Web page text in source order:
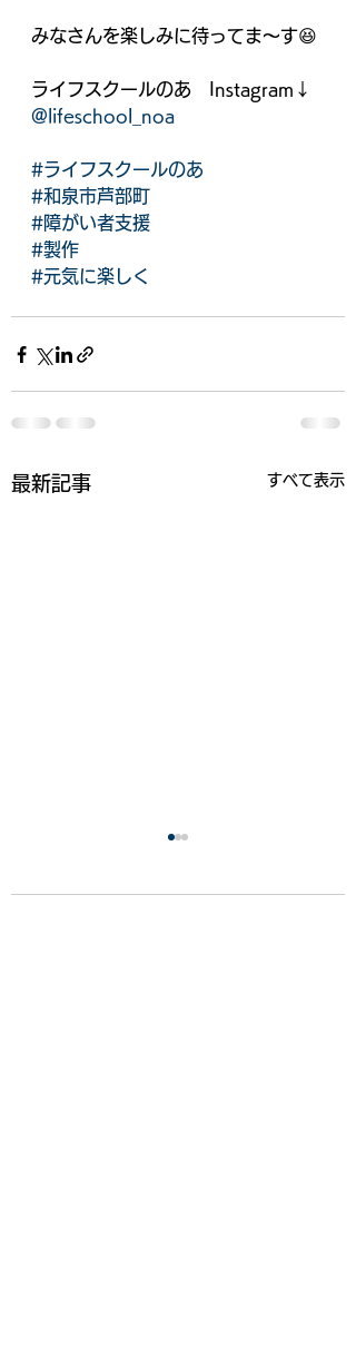
みなさんを楽しみに待ってま～す😆
ライフスクールのあ　Instagram↓
@lifeschool_noa
#ライフスクールのあ
#和泉市芦部町
#障がい者支援
#製作
#元気に楽しく
最新記事 すべて表示